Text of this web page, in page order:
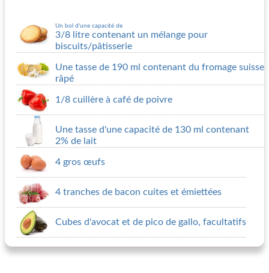
Un bol d'une capacité de
3/8 litre contenant un mélange pour
biscuits/pâtisserie
Une tasse de 190 ml contenant du fromage suisse
râpé
1/8 cuillère à café de poivre
Une tasse d'une capacité de 130 ml contenant
2% de lait
4 gros œufs
4 tranches de bacon cuites et émiettées
Cubes d'avocat et de pico de gallo, facultatifs